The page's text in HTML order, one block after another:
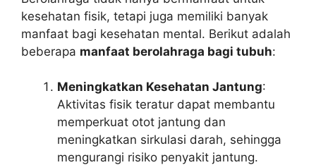
kesehatan fisik, tetapi juga memiliki banyak
manfaat bagi kesehatan mental. Berikut adalah
beberapa manfaat berolahraga bagi tubuh:
Meningkatkan Kesehatan Jantung:
Aktivitas fisik teratur dapat membantu
memperkuat otot jantung dan
meningkatkan sirkulasi darah, sehingga
mengurangi risiko penyakit jantung.